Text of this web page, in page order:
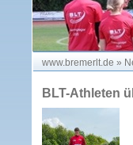
www.bremerlt.de »
BLT-Athleten